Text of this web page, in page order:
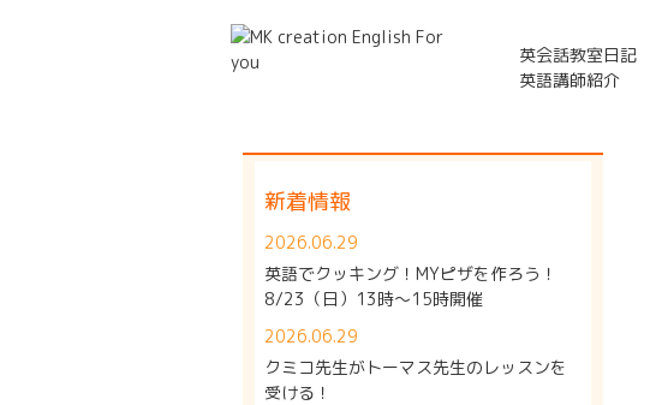
英会話教室日記
英語講師紹介
新着情報
2026.06.29
英語でクッキング！MYピザを作ろう！
8/23（日）13時～15時開催
2026.06.29
クミコ先生がトーマス先生のレッスンを
受ける！